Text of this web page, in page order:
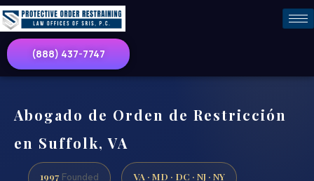
(888) 437-7747
Abogado de Orden de Restricción
en Suffolk, VA
1997 Founded VA · MD · DC · NJ · NY